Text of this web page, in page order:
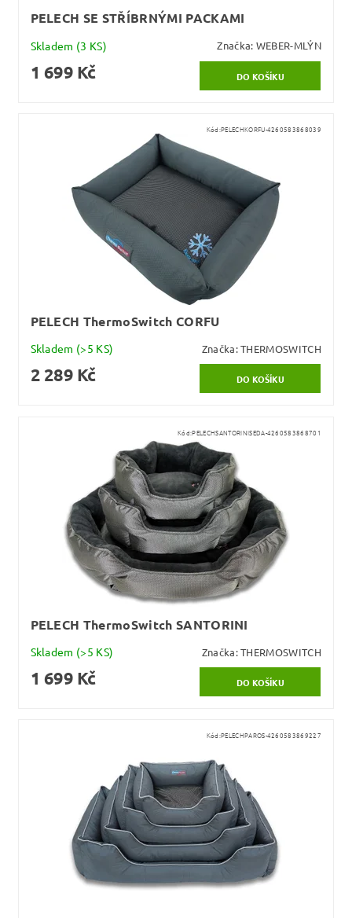
PELECH SE STŘÍBRNÝMI PACKAMI
Skladem (3 KS) Značka: WEBER-MLÝN
1 699 Kč
Kód:PELECHKORFU-4260583868039
PELECH ThermoSwitch CORFU
Skladem (>5 KS) Značka:THERMOSWITCH
2 289 Kč
Kód:PELECHSANTORINISEDA-4260583868701
PELECH ThermoSwitch SANTORINI
Skladem (>5 KS) Značka:THERMOSWITCH
1 699 Kč
Kód:PELECHPAROS-4260583869227